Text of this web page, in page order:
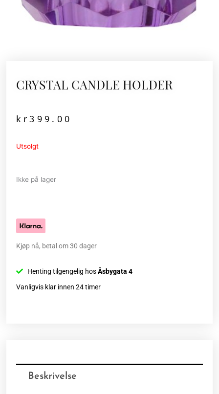
CRYSTAL CANDLE HOLDER
kr399.00
Utsolgt
Ikke på lager
Kjøp nå, betal om 30 dager
Henting tilgengelig hosÅsbygata 4
Vanligvis klar innen 24 timer
Beskrivelse